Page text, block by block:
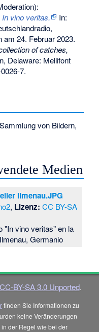
vino veritas.
In:
am 24. Februar 2023.
of catches,
Delaware: Mellifont
7.
von Bildern,
Medien
Ilmenau.JPG
, Lizenz: CC BY-SA
"In vino veritas" en la
Germanio
CC-BY-SA 3.0 Unported.
finden Sie Informationen zu
keine Veränderungen
der Regel wie bei der